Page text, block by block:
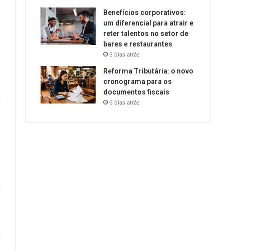
Benefícios corporativos:
um diferencial para atrair e
reter talentos no setor de
bares e restaurantes
3 dias atrás
Reforma Tributária: o novo
cronograma para os
documentos fiscais
6 dias atrás